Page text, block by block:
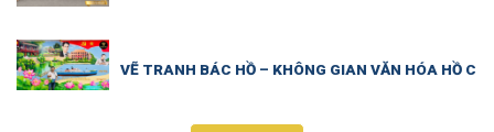
VẼ TRANH BÁC HỒ – KHÔNG GIAN VĂN HÓA HỒ